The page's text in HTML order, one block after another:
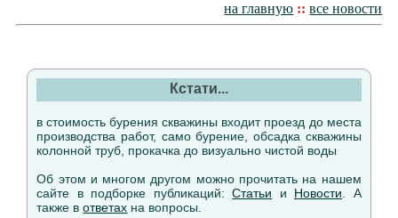
на главную :: все новости
Кстати...
в стоимость бурения скважины входит проезд до места
производства работ, само бурение, обсадка скважины
колонной труб, прокачка до визуально чистой воды
Об этом и многом другом можно прочитать на нашем
сайте в подборке публикаций:Статьи и Новости . А
также вответах на вопросы.